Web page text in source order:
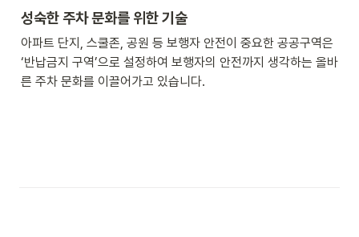
성숙한 주차 문화를 위한 기술
아파트 단지, 스쿨존, 공원 등 보행자 안전이 중요한 공공구역은
‘반납금지 구역’으로 설정하여 보행자의 안전까지 생각하는 올바
른 주차 문화를 이끌어가고 있습니다.